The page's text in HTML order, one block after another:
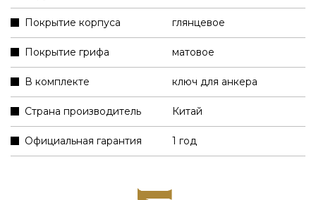
Покрытие корпуса глянцевое
Покрытие грифа матовое
В комплекте ключ для анкера
Страна производитель Китай
Официальная гарантия 1 год